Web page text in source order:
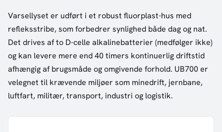
Varsellyset er udført i et robust fluorplast-hus med
refleksstribe, som forbedrer synlighed både dag og nat.
Det drives af to D-celle alkalinebatterier (medfølger ikke)
og kan levere mere end 40 timers kontinuerlig driftstid
afhængig af brugsmåde og omgivende forhold. UB700 er
velegnet til krævende miljøer som minedrift, jernbane,
luftfart, militær, transport, industri og logistik.